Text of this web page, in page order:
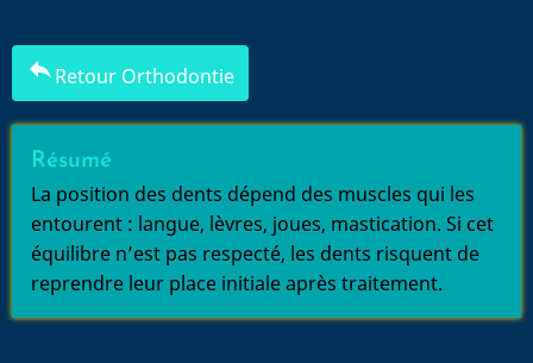
replyRetour Orthodontie
Résumé
La position des dents dépend des muscles qui les
entourent : langue, lèvres, joues, mastication. Si cet
équilibre n’est pas respecté, les dents risquent de
reprendre leur place initiale après traitement.